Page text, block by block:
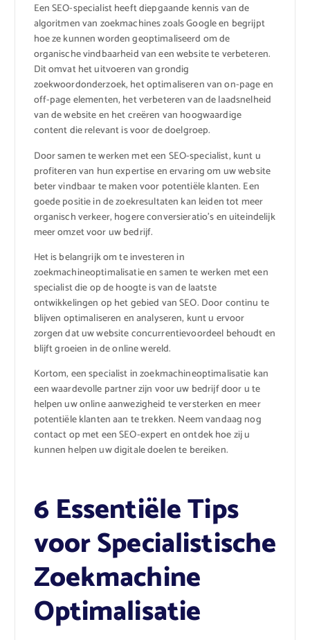
Een SEO-specialist heeft diepgaande kennis van de
algoritmen van zoekmachines zoals Google en begrijpt
hoe ze kunnen worden geoptimaliseerd om de
organische vindbaarheid van een website te verbeteren.
Dit omvat het uitvoeren van grondig
zoekwoordonderzoek, het optimaliseren van on-page en
off-page elementen, het verbeteren van de laadsnelheid
van de website en het creëren van hoogwaardige
content die relevant is voor de doelgroep.
Door samen te werken met een SEO-specialist, kunt u
profiteren van hun expertise en ervaring om uw website
beter vindbaar te maken voor potentiële klanten. Een
goede positie in de zoekresultaten kan leiden tot meer
organisch verkeer, hogere conversieratio’s en uiteindelijk
meer omzet voor uw bedrijf.
Het is belangrijk om te investeren in
zoekmachineoptimalisatie en samen te werken met een
specialist die op de hoogte is van de laatste
ontwikkelingen op het gebied van SEO. Door continu te
blijven optimaliseren en analyseren, kunt u ervoor
zorgen dat uw website concurrentievoordeel behoudt en
blijft groeien in de online wereld.
Kortom, een specialist in zoekmachineoptimalisatie kan
een waardevolle partner zijn voor uw bedrijf door u te
helpen uw online aanwezigheid te versterken en meer
potentiële klanten aan te trekken. Neem vandaag nog
contact op met een SEO-expert en ontdek hoe zij u
kunnen helpen uw digitale doelen te bereiken.
6 Essentiële Tips
voor Specialistische
Zoekmachine
Optimalisatie